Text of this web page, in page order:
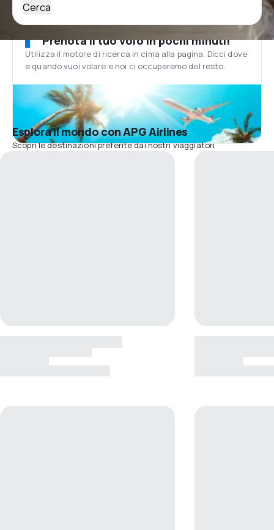
Cerca
Prenota il tuo volo in pochi minuti!
Utilizza il motore di ricerca in cima alla pagina. Dicci dove
e quando vuoi volare e noi ci occuperemo del resto.
Esplora il mondo con APG Airlines
Scopri le destinazioni preferite dai nostri viaggiatori